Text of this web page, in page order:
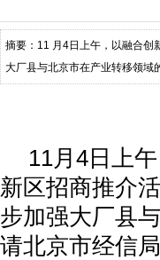
摘要：11 月4日上午，以融合创
大厂县与北京市在产业转移领域
11月4日上
新区招商推介
步加强大厂县
请北京市经信